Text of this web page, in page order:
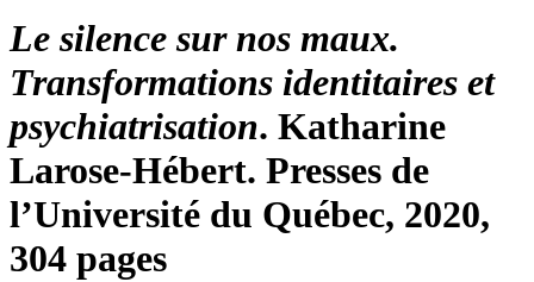
Le silence sur nos maux.
Transformations identitaires et
psychiatrisation. Katharine
Larose-Hébert. Presses de
l’Université du Québec, 2020,
304 pages